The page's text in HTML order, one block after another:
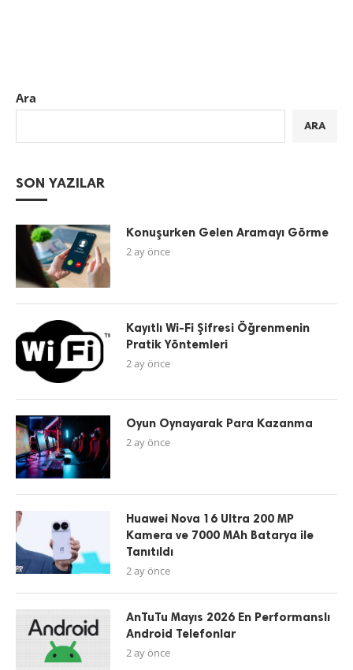
Ara
ARA
SON YAZILAR
Konuşurken Gelen Aramayı Görme
2 ay önce
Kayıtlı Wi-Fi Şifresi Öğrenmenin
Pratik Yöntemleri
2 ay önce
Oyun Oynayarak Para Kazanma
2 ay önce
Huawei Nova 16 Ultra 200 MP
Kamera ve 7000 MAh Batarya ile
Tanıtıldı
2 ay önce
AnTuTu Mayıs 2026 En Performanslı
Android Telefonlar
2 ay önce